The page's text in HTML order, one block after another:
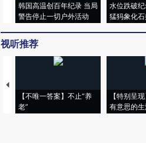
韩国高温创百年纪录 当局
警告停止一切户外活动
水位跌破
猛犸象化
视听推荐
【不唯一答案】不止“养
老”
【特别呈
有意思的生